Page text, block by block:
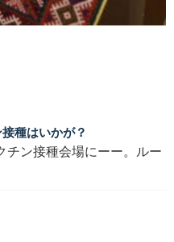
接種はいかが？
ン接種会場にーー。ルー